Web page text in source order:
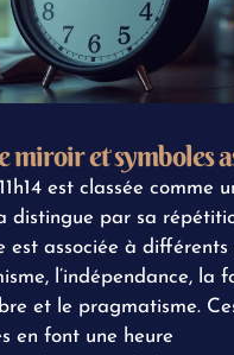
miroir et symboles
est classée comme
distingue par sa
est associée à différents
l’indépendance, la
et le pragmatisme.
en font une heure